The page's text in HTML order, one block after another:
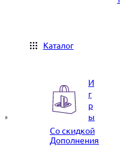
Каталог
И
г
р
ы
Со скидкой
Дополнения